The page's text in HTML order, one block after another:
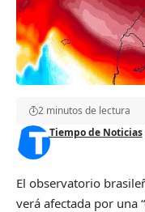
Tiempo de Noticias
2 minutos de lectura
El observatorio
verá afectada por una